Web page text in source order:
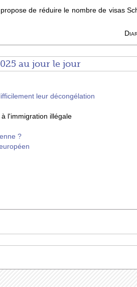
de réduire le nombre de visas
au jour le jour
leur décongélation
l'immigration illégale
?